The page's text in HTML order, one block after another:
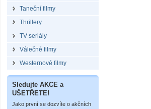
Taneční filmy
Thrillery
TV seriály
Válečné filmy
Westernové filmy
Sledujte AKCE a
UŠETŘETE!
Jako první se dozvíte o akčních